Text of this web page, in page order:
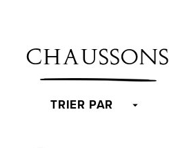
CHAUSSONS
TRIER PAR 